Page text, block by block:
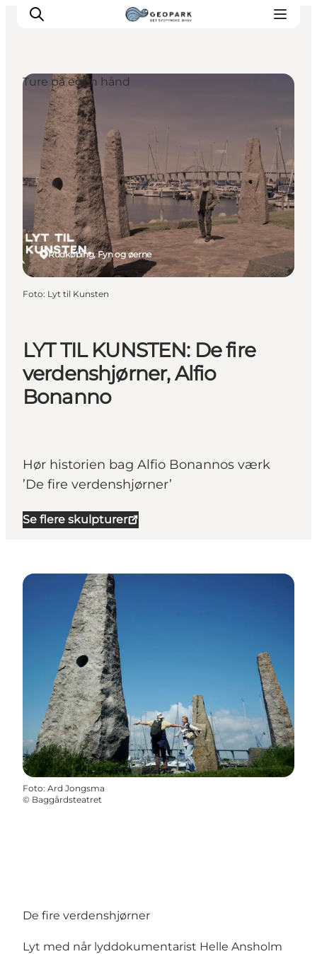
LYT TIL KUNSTEN: De fire
verdenshjørner, Alfio
Bonanno
Hør historien bag Alfio Bonannos værk
’De fire verdenshjørner’
Se flere skulpturer
Rudkøbing, Fyn og øerne
Ture på egen hånd
Foto: Lyt til Kunsten
Foto: Ard Jongsma
© Baggårdsteatret
De fire verdenshjørner
Lyt med når lyddokumentarist Helle Ansholm